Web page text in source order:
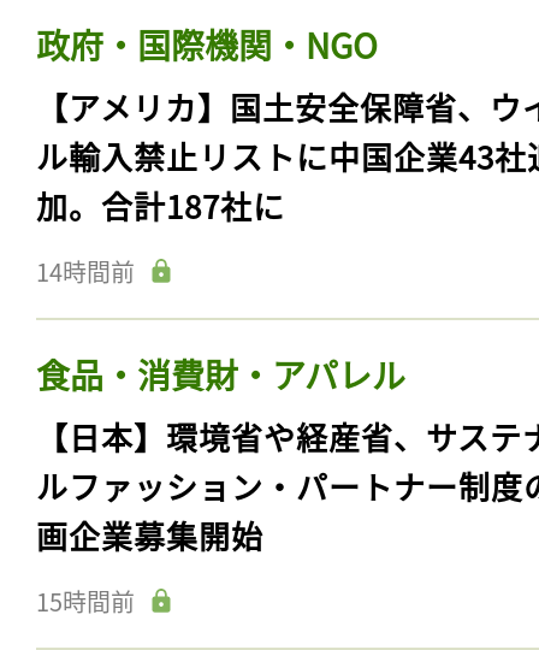
政府・国際機関・NGO
【アメリカ】国土安全保障省、ウ
ル輸入禁止リストに中国企業43社
加。合計187社に
14時間前
食品・消費財・アパレル
【日本】環境省や経産省、サステ
ルファッション・パートナー制度
画企業募集開始
15時間前